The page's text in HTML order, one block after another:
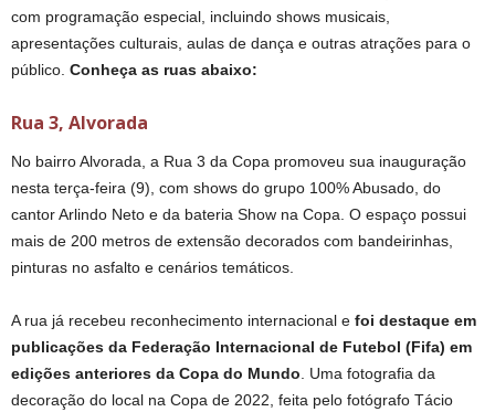
com programação especial, incluindo shows musicais,
apresentações culturais, aulas de dança e outras atrações para o
público. Conheça as ruas abaixo:
Rua 3, Alvorada
No bairro Alvorada, a Rua 3 da Copa promoveu sua inauguração
nesta terça-feira (9), com shows do grupo 100% Abusado, do
cantor Arlindo Neto e da bateria Show na Copa. O espaço possui
mais de 200 metros de extensão decorados com bandeirinhas,
pinturas no asfalto e cenários temáticos.
A rua já recebeu reconhecimento internacional e foi destaque em
publicações da Federação Internacional de Futebol (Fifa) em
edições anteriores da Copa do Mundo . Uma fotografia da
decoração do local na Copa de 2022, feita pelo fotógrafo Tácio